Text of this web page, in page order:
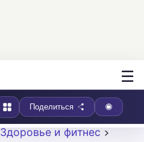
☰
Поделиться
Здоровье и фитнес >